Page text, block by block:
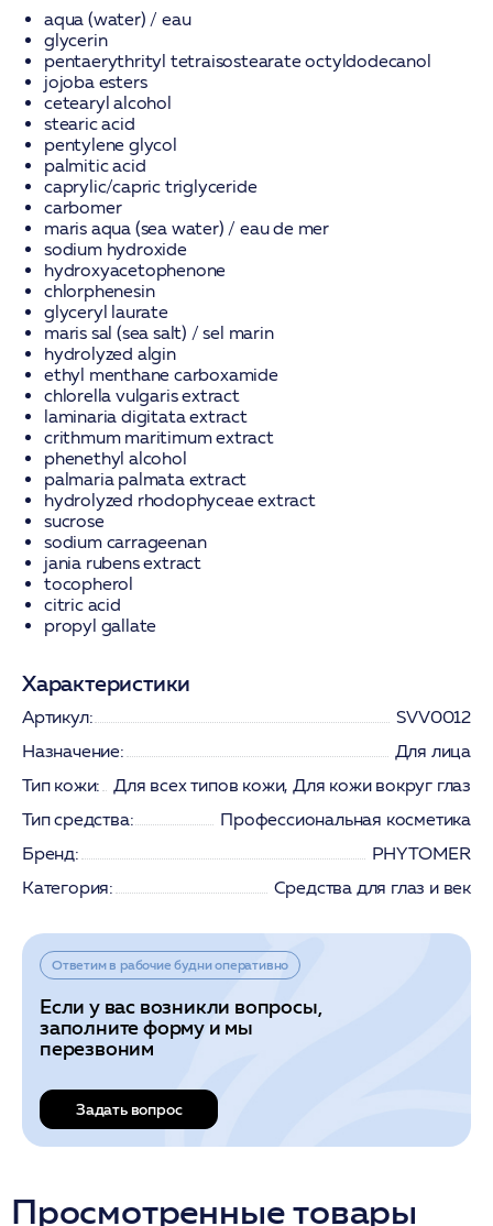
aqua (water) / eau
glycerin
pentaerythrityl tetraisostearate octyldodecanol
jojoba esters
cetearyl alcohol
stearic acid
pentylene glycol
palmitic acid
caprylic/capric triglyceride
carbomer
maris aqua (sea water) / eau de mer
sodium hydroxide
hydroxyacetophenone
chlorphenesin
glyceryl laurate
maris sal (sea salt) / sel marin
hydrolyzed algin
ethyl menthane carboxamide
chlorella vulgaris extract
laminaria digitata extract
crithmum maritimum extract
phenethyl alcohol
palmaria palmata extract
hydrolyzed rhodophyceae extract
sucrose
sodium carrageenan
jania rubens extract
tocopherol
citric acid
propyl gallate
Характеристики
Артикул:
SVV0012
Назначение:
Для лица
Тип кожи:
Для всех типов кожи, Для кожи вокруг глаз
Тип средства:
Профессиональная косметика
Бренд:
PHYTOMER
Категория:
Средства для глаз и век
Ответим в рабочие будни оперативно
Если у вас возникли вопросы,
заполните форму и мы
перезвоним
Задать вопрос
Просмотренные товары